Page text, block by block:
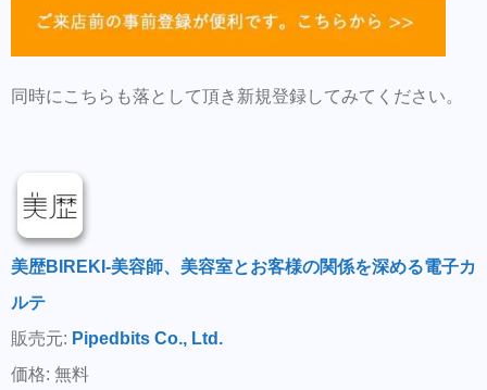
同時にこちらも落として頂き新規登録してみてください。
美歴BIREKI-美容師、美容室とお客様の関係を深める電子カ
ルテ
販売元: Pipedbits Co., Ltd.
価格: 無料